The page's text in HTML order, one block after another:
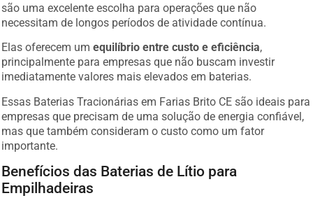
são uma excelente escolha para operações que não
necessitam de longos períodos de atividade contínua.
Elas oferecem umequilíbrio entre custo e eficiência,
principalmente para empresas que não buscam investir
imediatamente valores mais elevados em baterias.
Essas Baterias Tracionárias em Farias Brito CE são ideais para
empresas que precisam de uma solução de energia confiável,
mas que também consideram o custo como um fator
importante.
Benefícios das Baterias de Lítio para
Empilhadeiras